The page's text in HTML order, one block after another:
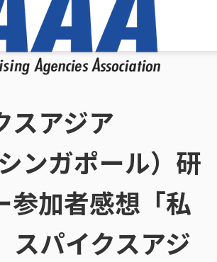
スアジア
ンガポール）研
参加者感想「私
スパイクスアジ